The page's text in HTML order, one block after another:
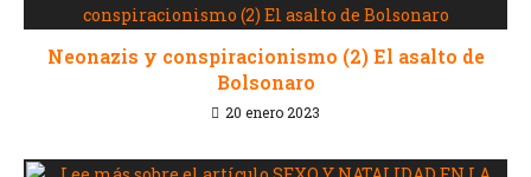
Neonazis y conspiracionismo (2) El asalto de
Bolsonaro
20 enero 2023